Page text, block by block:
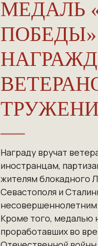
МЕДАЛЬ
Награду вручат
иностранцам,
жителям блокадного
Севастополя и
несовершеннолетним
Кроме того, медалью
проработавших во